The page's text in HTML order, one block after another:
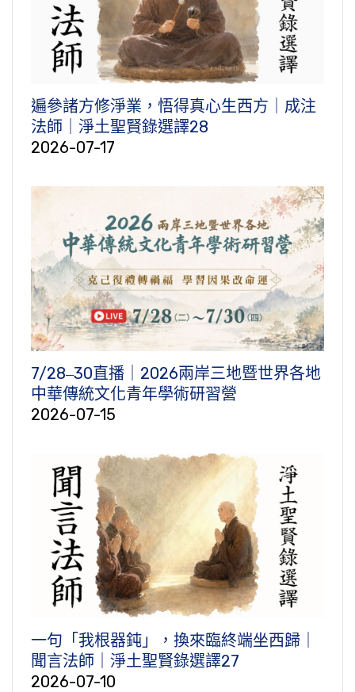
遍參諸方修淨業，悟得真心生西方｜成注
法師｜淨土聖賢錄選譯28
2026-07-17
7/28‒30直播｜2026兩岸三地暨世界各地
中華傳統文化青年學術研習營
2026-07-15
一句「我根器鈍」，換來臨終端坐西歸｜
聞言法師｜淨土聖賢錄選譯27
2026-07-10